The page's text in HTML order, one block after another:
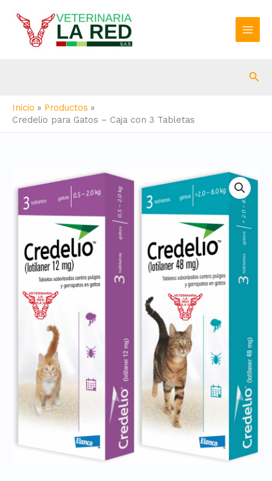
contenido
Inicio
Productos
Credelio para Gatos – Caja con 3 Tabletas